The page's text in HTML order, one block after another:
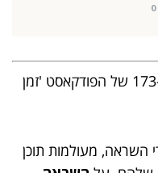
0
אנו מזמינים אתכם להאזין לפרק ה-173 של הפודקאסט 'זמן
השראה, מעולמות תוכן